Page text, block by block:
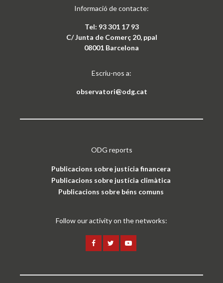
Informació de contacte:
Tel: 93 301 17 93
C/ Junta de Comerç 20, ppal
08001 Barcelona
Escriu-nos a:
observatori@odg.cat
ODG reports
Publicacions sobre justícia financera
Publicacions sobre justícia climàtica
Publicacions sobre béns comuns
Follow our activity on the networks: